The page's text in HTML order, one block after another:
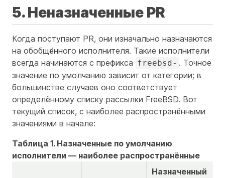
5. Неназначенные PR
Когда поступают PR, они изначально назначаются
на обобщённого исполнителя. Такие исполнители
всегда начинаются с префикса freebsd- . Точное
значение по умолчанию зависит от категории; в
большинстве случаев оно соответствует
определённому списку рассылки FreeBSD. Вот
текущий список, с наиболее распространёнными
значениями в начале:
Таблица 1. Назначенные по умолчанию
исполнители — наиболее распространённые
Назначенный